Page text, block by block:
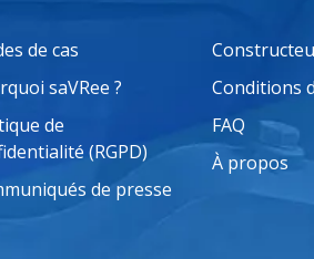
de cas
saVRee ?
de
(RGPD)
de presse
Conditions
FAQ
À propos